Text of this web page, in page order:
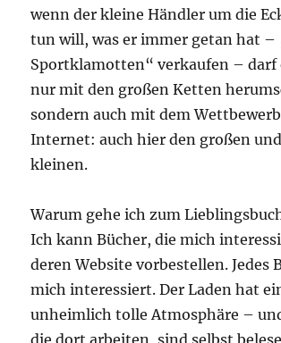
wenn der kleine Händler um die
tun will, was er immer getan hat –
Sportklamotten“ verkaufen – darf
nur mit den großen Ketten
sondern auch mit dem
Internet: auch hier den großen
kleinen.
Warum gehe ich zum
Ich kann Bücher, die mich
deren Website vorbestellen. Jedes
mich interessiert. Der Laden hat
unheimlich tolle Atmosphäre –